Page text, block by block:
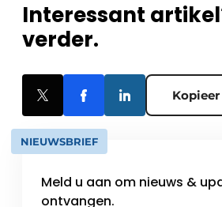
Interessant
verder.
Kopieer
NIEUWSBRIEF
Meld u aan om nieuws &
ontvangen.